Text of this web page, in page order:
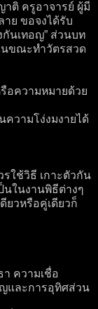
าติ ครูอาจารย์ ผู้มี
าย ขอจงได้รับ
นเทอญ” ส่วนบท
นขณะทำวัตรสวด
อความหมายด้วย
ความโง่งมงายได้
ใช้วิธี เกาะตัวกัน
นในงานพิธีต่างๆ
ยวหรือคู่เดียวก็
ความเชื่อ
และการอุทิศส่วน